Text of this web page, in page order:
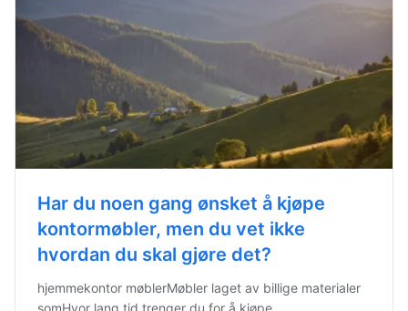
Har du noen gang ønsket å kjøpe
kontormøbler, men du vet ikke
hvordan du skal gjøre det?
hjemmekontor møblerMøbler laget av billige materialer
somHvor lang tid trenger du for å kjøpe